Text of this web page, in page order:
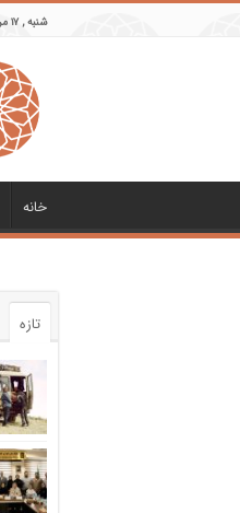
شنبه , ۱۷ مرداد ۱۴۰۵
خانه
تازه